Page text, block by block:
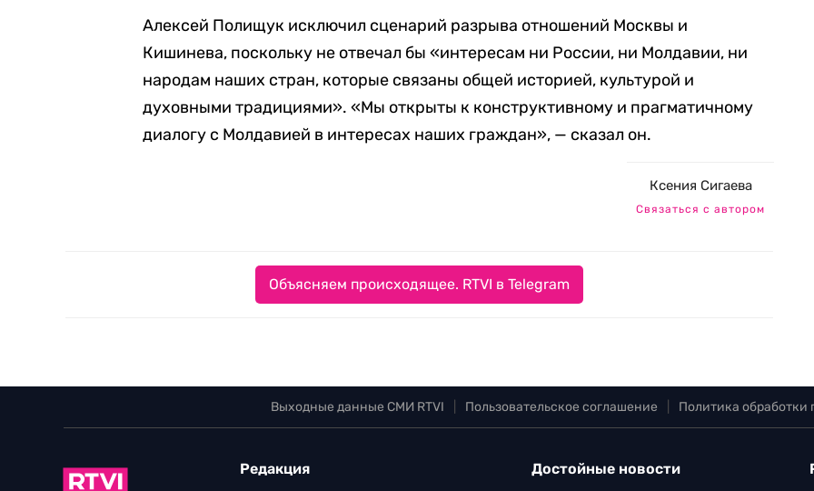
Алексей Полищук исключил сценарий разрыва отношений Москвы и
Кишинева, поскольку не отвечал бы «интересам ни России, ни Молдавии, ни
народам наших стран, которые связаны общей историей, культурой и
духовными традициями». «Мы открыты к конструктивному и прагматичному
диалогу с Молдавией в интересах наших граждан», — сказал он.
Ксения Сигаева
Связаться с автором
Объясняем происходящее. RTVI в Telegram
Выходные данные СМИ RTVI Пользовательское соглашение Политика
Редакция Достойные новости